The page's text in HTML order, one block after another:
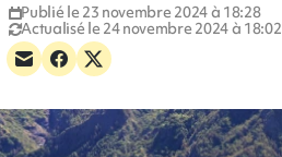
Publié le 23 novembre 2024 à 18:28
Actualisé le 24 novembre 2024 à 18:02